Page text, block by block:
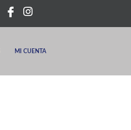
MI CUENTA